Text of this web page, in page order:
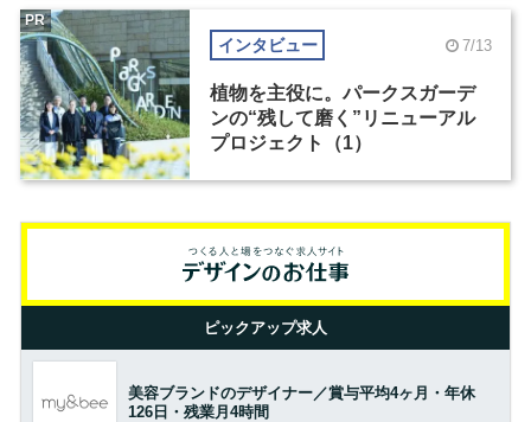
インタビュー 7/13
植物を主役に。パークスガーデ
ンの“残して磨く”リニューアル
プロジェクト（1）
PR
ピックアップ求人
美容ブランドのデザイナー／賞与平均4ヶ月・年休
126日・残業月4時間